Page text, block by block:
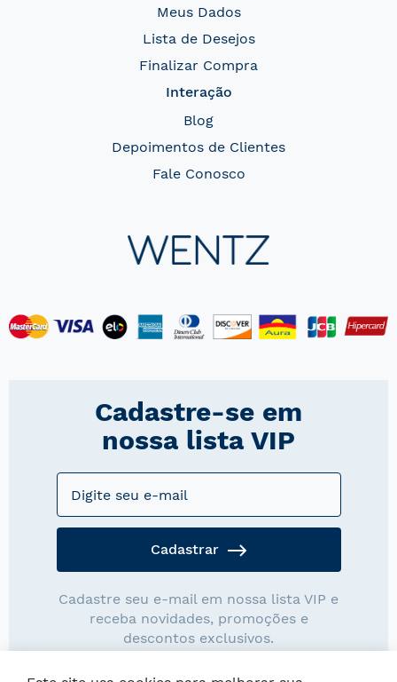
Meus Dados
Lista de Desejos
Finalizar Compra
Interação
Blog
Depoimentos de Clientes
Fale Conosco
Cadastre-se em
nossa lista VIP
Cadastrar
Cadastre seu e-mail em nossa lista VIP e
receba novidades, promoções e
descontos exclusivos.